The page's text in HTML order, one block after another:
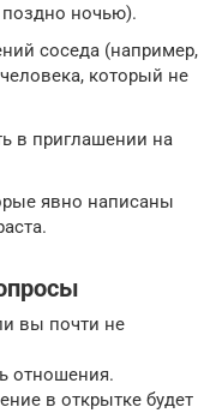
ночью).
соседа (например,
который не
в приглашении на
явно написаны
вы почти не
отношения.
в открытке будет